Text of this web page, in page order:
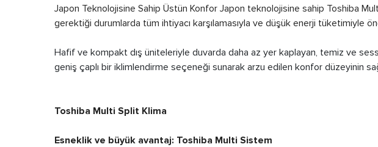
Japon Teknolojisine Sahip Üstün Konfor Japon teknolojisine sahip Toshiba
gerektiği durumlarda tüm ihtiyacı karşılamasıyla ve düşük enerji tüketimiyle
Hafif ve kompakt dış üniteleriyle duvarda daha az yer kaplayan, temiz ve
geniş çaplı bir iklimlendirme seçeneği sunarak arzu edilen konfor düzeyinin
Toshiba Multi Split Klima
Esneklik ve büyük avantaj: Toshiba Multi Sistem